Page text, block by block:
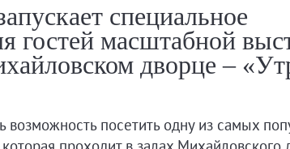
специальное
гостей масштабной
дворце –
возможность посетить одну из самых